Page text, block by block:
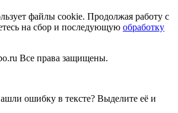
файлы cookie. Продолжая работу с
на сбор и последующую обработку
Все права защищены.
ошибку в тексте? Выделите её и